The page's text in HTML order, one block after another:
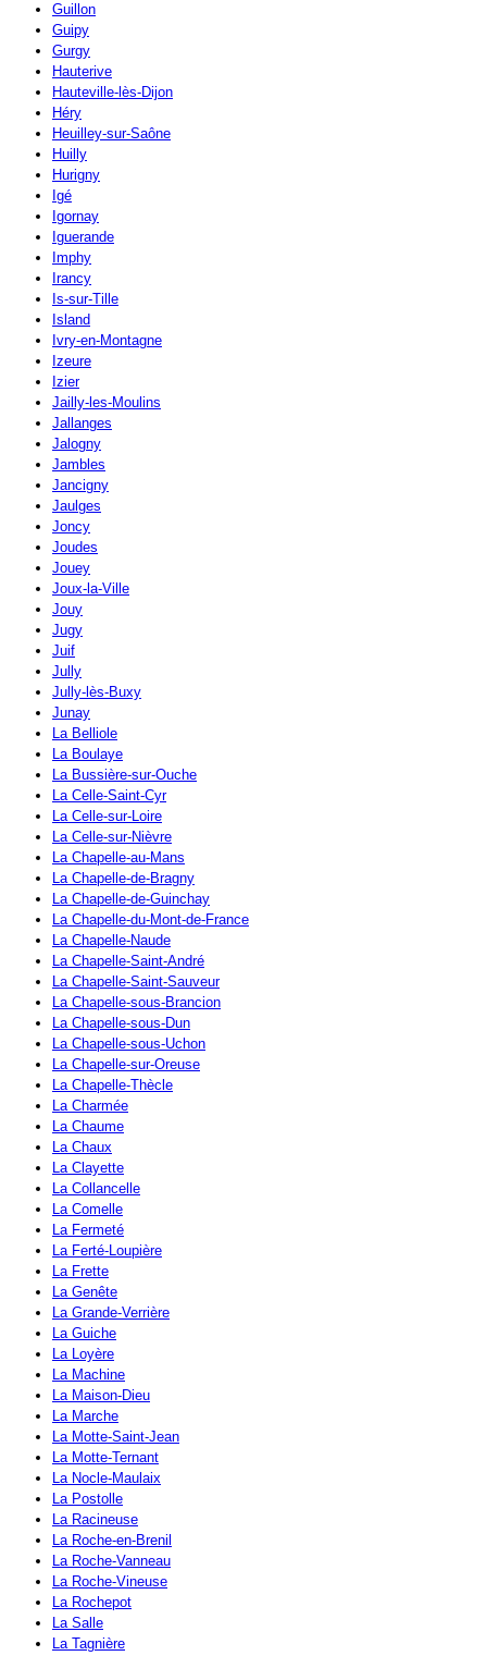
Guillon
Guipy
Gurgy
Hauterive
Hauteville-lès-Dijon
Héry
Heuilley-sur-Saône
Huilly
Hurigny
Igé
Igornay
Iguerande
Imphy
Irancy
Is-sur-Tille
Island
Ivry-en-Montagne
Izeure
Izier
Jailly-les-Moulins
Jallanges
Jalogny
Jambles
Jancigny
Jaulges
Joncy
Joudes
Jouey
Joux-la-Ville
Jouy
Jugy
Juif
Jully
Jully-lès-Buxy
Junay
La Belliole
La Boulaye
La Bussière-sur-Ouche
La Celle-Saint-Cyr
La Celle-sur-Loire
La Celle-sur-Nièvre
La Chapelle-au-Mans
La Chapelle-de-Bragny
La Chapelle-de-Guinchay
La Chapelle-du-Mont-de-France
La Chapelle-Naude
La Chapelle-Saint-André
La Chapelle-Saint-Sauveur
La Chapelle-sous-Brancion
La Chapelle-sous-Dun
La Chapelle-sous-Uchon
La Chapelle-sur-Oreuse
La Chapelle-Thècle
La Charmée
La Chaume
La Chaux
La Clayette
La Collancelle
La Comelle
La Fermeté
La Ferté-Loupière
La Frette
La Genête
La Grande-Verrière
La Guiche
La Loyère
La Machine
La Maison-Dieu
La Marche
La Motte-Saint-Jean
La Motte-Ternant
La Nocle-Maulaix
La Postolle
La Racineuse
La Roche-en-Brenil
La Roche-Vanneau
La Roche-Vineuse
La Rochepot
La Salle
La Tagnière